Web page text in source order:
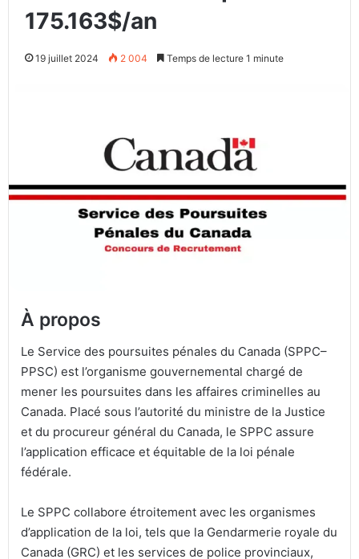
175.163$/an
19 juillet 2024 2 004 Temps de lecture 1 minute
À propos
Le Service des poursuites pénales du Canada (SPPC–
PPSC) est l’organisme gouvernemental chargé de
mener les poursuites dans les affaires criminelles au
Canada. Placé sous l’autorité du ministre de la Justice
et du procureur général du Canada, le SPPC assure
l’application efficace et équitable de la loi pénale
fédérale.
Le SPPC collabore étroitement avec les organismes
d’application de la loi, tels que la Gendarmerie royale du
Canada (GRC) et les services de police provinciaux,